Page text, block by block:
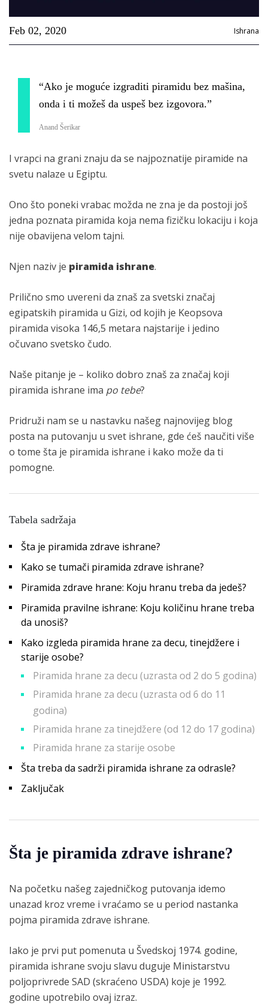
Feb 02, 2020 Ishrana
“Ako je moguće izgraditi piramidu bez mašina,
onda i ti možeš da uspeš bez izgovora.”
Anand Šerikar
I vrapci na grani znaju da se najpoznatije piramide na
svetu nalaze u Egiptu.
Ono što poneki vrabac možda ne zna je da postoji još
jedna poznata piramida koja nema fizičku lokaciju i koja
nije obavijena velom tajni.
Njen naziv je piramida ishrane.
Prilično smo uvereni da znaš za svetski značaj
egipatskih piramida u Gizi, od kojih je Keopsova
piramida visoka 146,5 metara najstarije i jedino
očuvano svetsko čudo.
Naše pitanje je – koliko dobro znaš za značaj koji
piramida ishrane ima po tebe?
Pridruži nam se u nastavku našeg najnovijeg blog
posta na putovanju u svet ishrane, gde ćeš naučiti više
o tome šta je piramida ishrane i kako može da ti
pomogne.
Tabela sadržaja
Šta je piramida zdrave ishrane?
Kako se tumači piramida zdrave ishrane?
Piramida zdrave hrane: Koju hranu treba da jedeš?
Piramida pravilne ishrane: Koju količinu hrane treba
da unosiš?
Kako izgleda piramida hrane za decu, tinejdžere i
starije osobe?
Piramida hrane za decu (uzrasta od 2 do 5 godina)
Piramida hrane za decu (uzrasta od 6 do 11
godina)
Piramida hrane za tinejdžere (od 12 do 17 godina)
Piramida hrane za starije osobe
Šta treba da sadrži piramida ishrane za odrasle?
Zaključak
Šta je piramida zdrave ishrane?
Na početku našeg zajedničkog putovanja idemo
unazad kroz vreme i vraćamo se u period nastanka
pojma piramida zdrave ishrane.
Iako je prvi put pomenuta u Švedskoj 1974. godine,
piramida ishrane svoju slavu duguje Ministarstvu
poljoprivrede SAD (skraćeno USDA) koje je 1992.
godine upotrebilo ovaj izraz.